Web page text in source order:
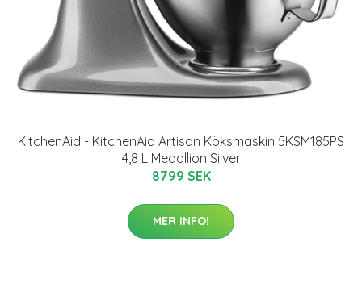
KitchenAid - KitchenAid Artisan Köksmaskin 5KSM185PS
4,8 L Medallion Silver
8799 SEK
MER INFO!